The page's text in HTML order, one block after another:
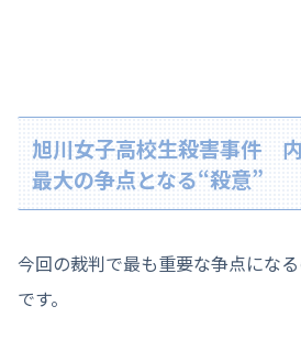
旭川女子高校生殺害事件
最大の争点となる“殺意”
今回の裁判で最も重要な争点になる
です。